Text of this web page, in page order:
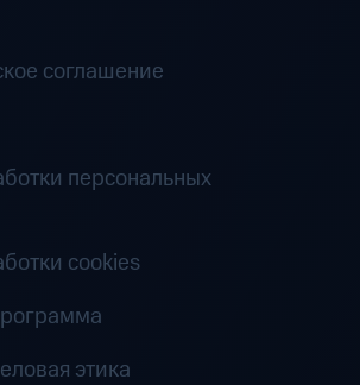
соглашение
персональных
cookies
этика